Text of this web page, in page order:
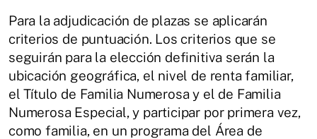
Para la adjudicación de plazas se aplicarán
criterios de puntuación. Los criterios que se
seguirán para la elección definitiva serán la
ubicación geográfica, el nivel de renta familiar,
el Título de Familia Numerosa y el de Familia
Numerosa Especial, y participar por primera vez,
como familia, en un programa del Área de